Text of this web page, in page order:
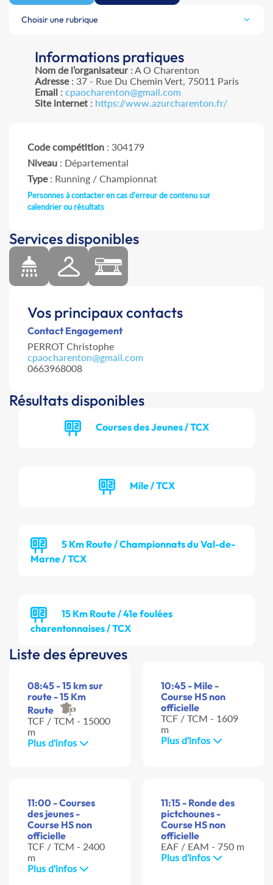
Choisir une rubrique
Informations pratiques
Nom de l’organisateur: A O Charenton
Adresse: 37 - Rue Du Chemin Vert, 75011 Paris
Email: cpaocharenton@gmail.com
Site internet: https://www.azurcharenton.fr/
Code compétition : 304179
Niveau : Départemental
Type: Running / Championnat
Personnes à contacter en cas d'erreur de contenu sur
calendrier ou résultats
Services disponibles
Vos principaux contacts
Contact Engagement
PERROT Christophe
cpaocharenton@gmail.com
0663968008
Résultats disponibles
Courses des Jeunes / TCX
Mile / TCX
5 Km Route / Championnats du Val-de-
Marne / TCX
15 Km Route / 41e foulées
charentonnaises / TCX
Liste des épreuves
08:45 - 15 km sur
route - 15 Km
Route
TCF / TCM - 15000
m
Plus d'infos
10:45 - Mile -
Course HS non
officielle
TCF / TCM - 1609
m
Plus d'infos
11:00 - Courses
des jeunes -
Course HS non
officielle
TCF / TCM - 2400
m
Plus d'infos
11:15 - Ronde des
pictchounes -
Course HS non
officielle
EAF / EAM - 750 m
Plus d'infos